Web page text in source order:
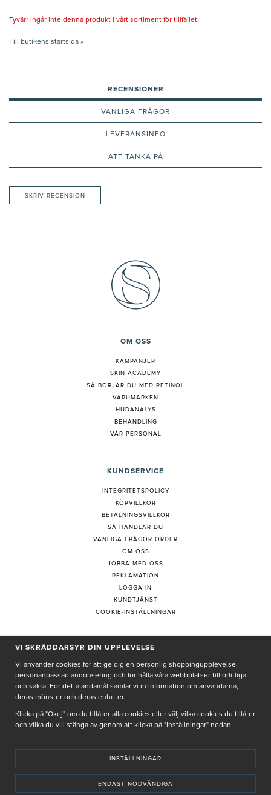
Tyvärr ingår inte denna produkt i vårt sortiment för tillfället.
Till butikens startsida »
RECENSIONER
VANLIGA FRÅGOR
LEVERANSINFO
ATT TÄNKA PÅ
SKRIV RECENSION
OM OSS
KAMPANJER
SKIN ACADEMY
SÅ BÖRJAR DU MED RETINOL
VARUMÄRKEN
HUDANALYS
BEHANDLING
VÅR PERSONAL
KUNDSERVICE
INTEGRITETSPOLICY
KÖPVILLKOR
BETALNINGSVILLKOR
SÅ HANDLAR DU
VANLIGA FRÅGOR ORDER
OM OSS
JOBBA MED OSS
REKLAMATION
LOGGA IN
KUNDTJÄNST
COOKIE-INSTÄLLNINGAR
PRENUMERERA PÅ NYHETSBREV
Genom att ge min e-post, accepterar jag Seth och Sallyintegritetspolicy
De uppgifter du matar in kommer endast användas till våra nyhetsbrev.
VI SKRÄDDARSYR DIN UPPLEVELSE
Vi använder cookies för att ge dig en personlig shoppingupplevelse,
personanpassad annonsering och för hålla våra webbplatser tillförlitliga
och säkra. För detta ändamål samlar vi in information om användarna,
deras mönster och deras enheter.
Klicka på "Okej" om du tillåter alla cookies eller välj vilka cookies du tillåter
och vilka du vill stänga av genom att klicka på "Inställningar" nedan.
INSTÄLLNINGAR
ENDAST NÖDVÄNDIGA